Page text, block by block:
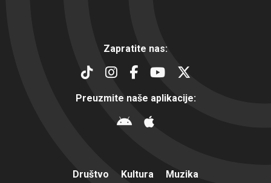
Zapratite nas:
Preuzmite naše aplikacije:
Društvo Kultura
Muzika